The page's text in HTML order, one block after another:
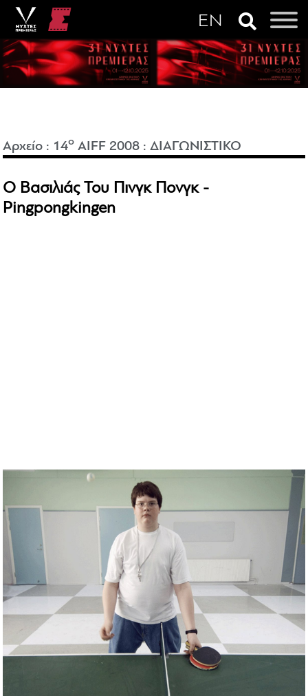
Αρχείο : 14o AIFF 2008 :ΔΙΑΓΩΝΙΣΤΙΚΟ
Ο Βασιλιάς Του Πινγκ Πονγκ -
Pingpongkingen